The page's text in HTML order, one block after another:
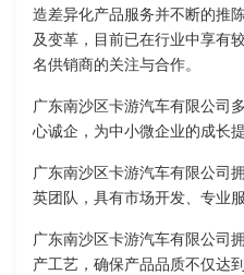
造差异化产品服务并不断的推
及变革，目前已在行业中享有
名供销商的关注与合作。
广东南沙区卡游汽车有限公司
心诚企，为中小微企业的成长
广东南沙区卡游汽车有限公司
英团队，具有市场开发、专业
广东南沙区卡游汽车有限公司
产工艺，确保产品品质不仅达